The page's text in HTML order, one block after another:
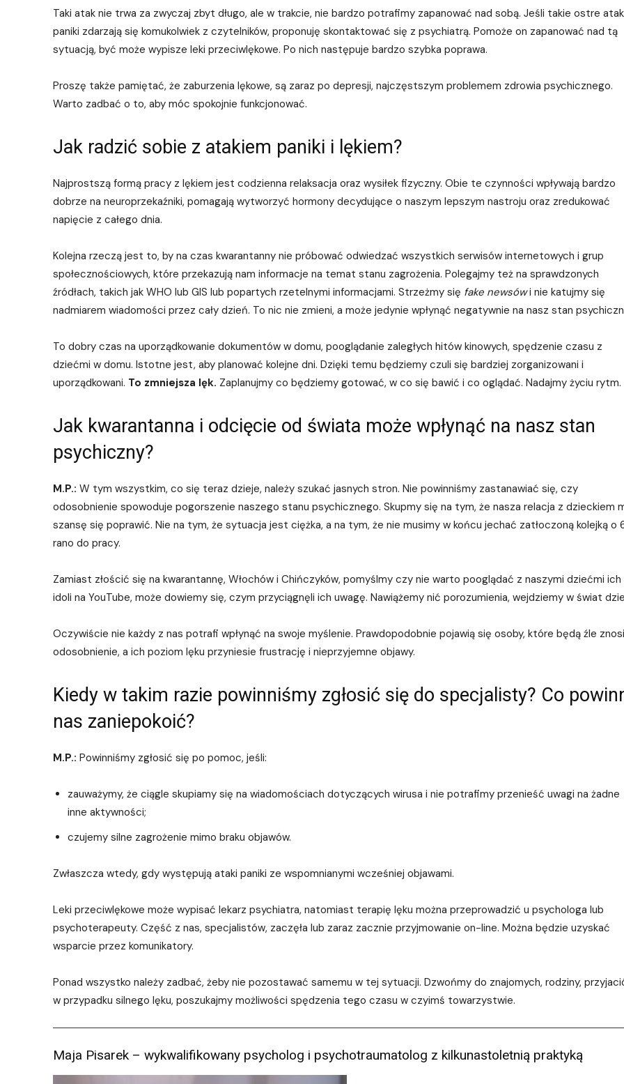
Taki atak nie trwa za zwyczaj zbyt długo, ale w trakcie, nie bardzo potrafimy zapanować nad sobą. Jeśli takie ostre
paniki zdarzają się komukolwiek z czytelników, proponuję skontaktować się z psychiatrą. Pomoże on zapanować nad tą
sytuacją, być może wypisze leki przeciwlękowe. Po nich następuje bardzo szybka poprawa.
Proszę także pamiętać, że zaburzenia lękowe, są zaraz po depresji, najczęstszym problemem zdrowia psychicznego.
Warto zadbać o to, aby móc spokojnie funkcjonować.
Jak radzić sobie z atakiem paniki i lękiem?
Najprostszą formą pracy z lękiem jest codzienna relaksacja oraz wysiłek fizyczny. Obie te czynności wpływają bardzo
dobrze na neuroprzekaźniki, pomagają wytworzyć hormony decydujące o naszym lepszym nastroju oraz zredukować
napięcie z całego dnia.
Kolejna rzeczą jest to, by na czas kwarantanny nie próbować odwiedzać wszystkich serwisów internetowych i grup
społecznościowych, które przekazują nam informacje na temat stanu zagrożenia. Polegajmy też na sprawdzonych
źródłach, takich jak WHO lub GIS lub popartych rzetelnymi informacjami. Strzeżmy się fake newsówi nie katujmy się
nadmiarem wiadomości przez cały dzień. To nic nie zmieni, a może jedynie wpłynąć negatywnie na nasz stan
To dobry czas na uporządkowanie dokumentów w domu, pooglądanie zaległych hitów kinowych, spędzenie czasu z
dziećmi w domu. Istotne jest, aby planować kolejne dni. Dzięki temu będziemy czuli się bardziej zorganizowani i
uporządkowani. To zmniejsza lęk. Zaplanujmy co będziemy gotować, w co się bawić i co oglądać. Nadajmy życiu rytm.
Jak kwarantanna i odcięcie od świata może wpłynąć na nasz stan
psychiczny?
M.P.: W tym wszystkim, co się teraz dzieje, należy szukać jasnych stron. Nie powinniśmy zastanawiać się, czy
odosobnienie spowoduje pogorszenie naszego stanu psychicznego. Skupmy się na tym, że nasza relacja z dzieckiem
szansę się poprawić. Nie na tym, że sytuacja jest ciężka, a na tym, że nie musimy w końcu jechać zatłoczoną kolejką o
rano do pracy.
Zamiast złościć się na kwarantannę, Włochów i Chińczyków, pomyślmy czy nie warto pooglądać z naszymi dziećmi ich
idoli na YouTube, może dowiemy się, czym przyciągnęli ich uwagę. Nawiążemy nić porozumienia, wejdziemy w świat
Oczywiście nie każdy z nas potrafi wpłynąć na swoje myślenie. Prawdopodobnie pojawią się osoby, które będą źle
odosobnienie, a ich poziom lęku przyniesie frustrację i nieprzyjemne objawy.
Kiedy w takim razie powinniśmy zgłosić się do specjalisty? Co
nas zaniepokoić?
M.P.: Powinniśmy zgłosić się po pomoc, jeśli:
zauważymy, że ciągle skupiamy się na wiadomościach dotyczących wirusa i nie potrafimy przenieść uwagi na żadne
inne aktywności;
czujemy silne zagrożenie mimo braku objawów.
Zwłaszcza wtedy, gdy występują ataki paniki ze wspomnianymi wcześniej objawami.
Leki przeciwlękowe może wypisać lekarz psychiatra, natomiast terapię lęku można przeprowadzić u psychologa lub
psychoterapeuty. Część z nas, specjalistów, zaczęła lub zaraz zacznie przyjmowanie on-line. Można będzie uzyskać
wsparcie przez komunikatory.
Ponad wszystko należy zadbać, żeby nie pozostawać samemu w tej sytuacji. Dzwońmy do znajomych, rodziny,
w przypadku silnego lęku, poszukajmy możliwości spędzenia tego czasu w czyimś towarzystwie.
Maja Pisarek – wykwalifikowany psycholog i psychotraumatolog z kilkunastoletnią praktyką